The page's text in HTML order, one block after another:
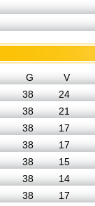
G
V
38
24
38
21
38
17
38
17
38
15
38
14
38
17